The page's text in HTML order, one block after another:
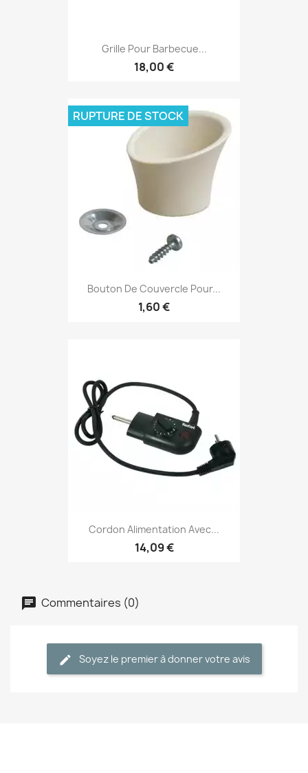
Grille Pour Barbecue...
18,00 €
Bouton De Couvercle Pour...
1,60 €
RUPTURE DE STOCK
Cordon Alimentation Avec...
14,09 €
Commentaires (0)
Soyez le premier à donner votre avis